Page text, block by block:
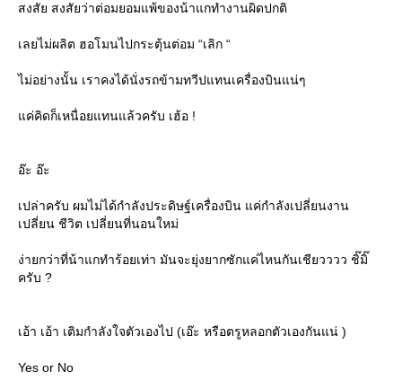
สงสัย สงสัยว่าต่อมยอมแพ้ของน้าแกทำงานผิดปกติ
เลยไม่ผลิต ฮอโมนไปกระตุ้นต่อม “เลิก “
ไม่อย่างนั้น เราคงได้นั่งรถข้ามทวีปแทนเครื่องบินแน่ๆ
ค่คิดก็เหนื่อยแทนแล้วครับ เฮ้อ !
อ๊ะ อ๊ะ
เปล่าครับ ผมไม่ได้กำลังประดิษฐ์เครื่องบิน แค่กำลังเปลี่ยนงาน
เปลี่ยน ชีวิต เปลี่ยนที่นอนใหม่
ง่ายกว่าที่น้าแกทำร้อยเท่า มันจะยุ่งยากซักแค่ไหนกันเชียวววว ชิ๊มิ๊
ครับ ?
เอ้า เอ้า เติมกำลังใจตัวเองไป (เอ๊ะ หรือตรูหลอกตัวเองกันแน่ )
Yes or No